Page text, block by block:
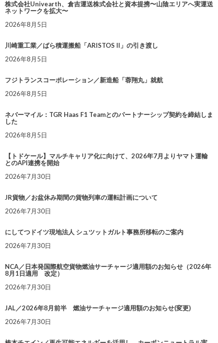
株式会社Univearth、倉吉運送株式会社と資本提携〜山陰エリアへ実運送
ネットワークを拡大〜
2026年8月5日
川崎重工業／ばら積運搬船「ARISTOS II」の引き渡し
2026年8月5日
フジトランスコーポレーション／新造船「蓉翔丸」就航
2026年8月5日
ネバーマイル：TGR Haas F1 Teamとのパートナーシップ契約を締結しま
した
2026年8月5日
【トドケール】マルチキャリア化に向けて、2026年7月よりヤマト運輸
とのAPI連携を開始
2026年7月30日
JR貨物／お盆休み期間の貨物列車の運転計画について
2026年7月30日
にしてつドイツ現地法人 シュツットガルト事務所移転のご案内
2026年7月30日
NCA／日本発国際航空貨物燃油サーチャージ適用額のお知らせ（2026年
8月1日適用 改定）
2026年7月30日
JAL／2026年8月前半 燃油サーチャージ適用額のお知らせ(変更)
2026年7月30日